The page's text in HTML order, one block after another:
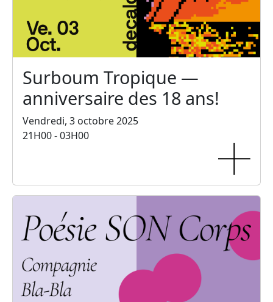
Surboum Tropique —
anniversaire des 18 ans!
Vendredi, 3 octobre 2025
21H00 - 03H00